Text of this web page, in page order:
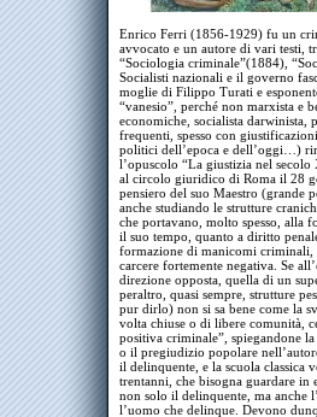
Enrico Ferri (1856-1929) fu un
avvocato e un autore di vari testi,
“Sociologia criminale”(1884),
Socialisti nazionali e il governo
moglie di Filippo Turati e
“vanesio”, perché non marxista e
economiche, socialista darwinista,
frequenti, spesso con
politici dell’epoca e dell’oggi…)
l’opuscolo “La giustizia nel
al circolo giuridico di Roma il 28
pensiero del suo Maestro (grande
anche studiando le strutture
che portavano, molto spesso, alla
il suo tempo, quanto a diritto
formazione di manicomi criminali,
carcere fortemente negativa. Se
direzione opposta, quella di un
peraltro, quasi sempre, strutture
pur dirlo) non si sa bene come la
volta chiuse o di libere comunità,
positiva criminale”, spiegandone
o il pregiudizio popolare
il delinquente, e la scuola classica
trentanni, che bisogna guardare
non solo il delinquente, ma anche
l’uomo che delinque. Devono